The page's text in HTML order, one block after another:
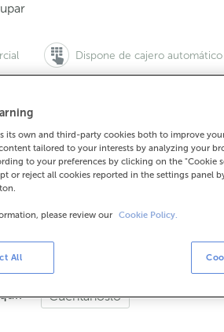
Dispone de cajero automático
982501071
el horario puedes llamar a la
Cuéntanoslo
its own and third-party cookies both to improve
tailored to your interests by analyzing your
to your preferences by clicking on the "Cookie
or reject all cookies reported in the settings panel
please review our Cookie Policy.
All